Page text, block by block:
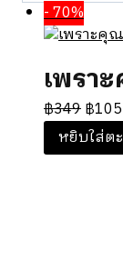
- 70%
เพรา
฿349฿105
หยิบใส่ต